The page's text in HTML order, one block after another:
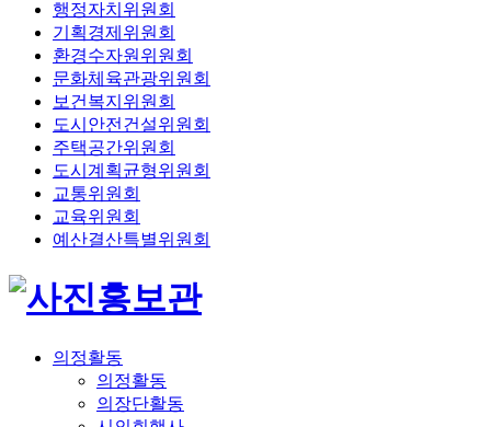
행정자치위원회
기획경제위원회
환경수자원위원회
문화체육관광위원회
보건복지위원회
도시안전건설위원회
주택공간위원회
도시계획균형위원회
교통위원회
교육위원회
예산결산특별위원회
의정활동
의정활동
의장단활동